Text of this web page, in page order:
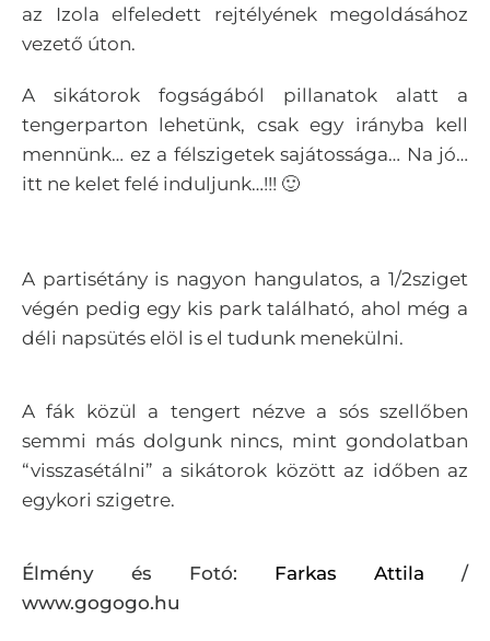
az Izola elfeledett rejtélyénekmegoldásához
vezető úton.
A sikátorok fogságából pillanatok alatt a
tengerparton lehetünk, csak egy irányba kell
mennünk… ez a félszigetek sajátossága… Na jó…
itt ne kelet felé induljunk…!!! 🙂
A partisétány is nagyon hangulatos, a 1/2sziget
végén pedig egy kis park található, ahol még a
déli napsütés elöl is el tudunk menekülni.
A fák közül a tengert nézve a sós szellőben
semmi más dolgunk nincs, mint gondolatban
“visszasétálni” a sikátorok között az időben az
egykori szigetre.
Élmény és Fotó: Farkas Attila /
www.gogogo.hu